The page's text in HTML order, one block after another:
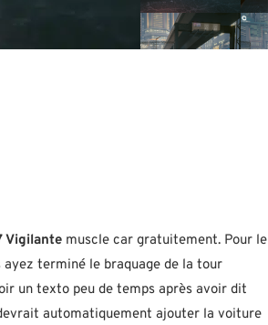
Vigilante muscle car gratuitement. Pour le
ayez terminé le braquage de la tour
un texto peu de temps après avoir dit
automatiquement ajouter la voiture